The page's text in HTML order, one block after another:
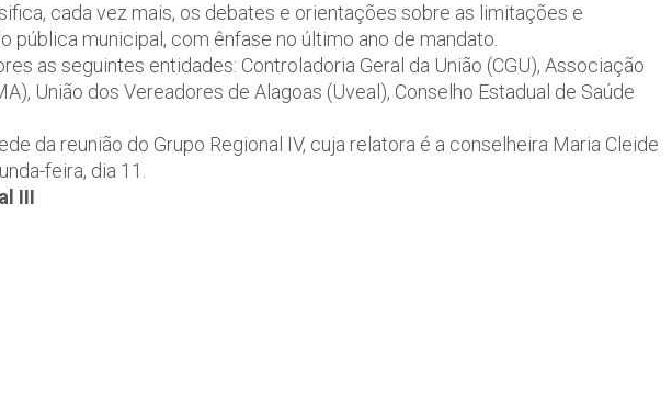
cada vez mais, os debates e orientações sobre as limitações e
pública municipal, com ênfase no último ano de mandato.
as seguintes entidades: Controladoria Geral da União (CGU), Associação
União dos Vereadores de Alagoas (Uveal), Conselho Estadual de Saúde
da reunião do Grupo Regional IV, cuja relatora é a conselheira Maria Cleide
feira, dia 11.
III